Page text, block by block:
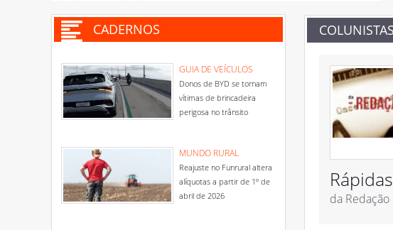
CADERNOS
GUIA DE VEÍCULOS
Donos de BYD se tornam
vítimas de brincadeira
perigosa no trânsito
MUNDO RURAL
Reajuste no Funrural altera
alíquotas a partir de 1º de
abril de 2026
COLUNISTAS
da Redação